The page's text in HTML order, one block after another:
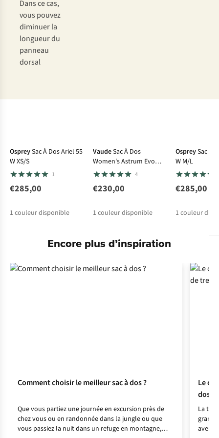
Dans ce cas,
vous pouvez
diminuer la
longueur du
panneau
dorsal
OspreySac À Dos Ariel 55
W XS/S
1
€285,00
1 couleur disponible
VaudeSac À Dos
Women's Astrum Evo
55+10
4
€230,00
1 couleur disponible
OspreySac À
W M/L
€285,00
1 couleur
Encore plus d’inspiration
Comment choisir le meilleur sac à dos ?
Que vous partiez une journée en excursion près de
chez vous ou en randonnée dans la jungle ou que
vous passiez la nuit dans un refuge en montagne,
Le
dos
La
grand